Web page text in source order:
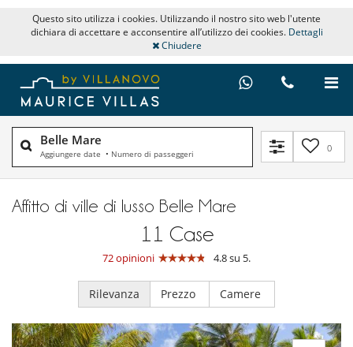
Questo sito utilizza i cookies. Utilizzando il nostro sito web l'utente
dichiara di accettare e acconsentire all’utilizzo dei cookies. Dettagli
Chiudere
Belle Mare
Aggiungere date • Numero di passeggeri 0
Affitto di ville di lusso Belle Mare
11 Case
72 opinioni 4.8 su 5.
Rilevanza Prezzo Camere